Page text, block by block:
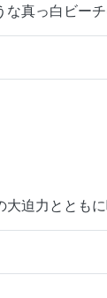
な真っ白ビー
大迫力ととも